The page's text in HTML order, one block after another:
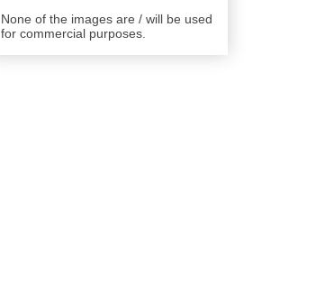
None of the images are / will be used
for commercial purposes.